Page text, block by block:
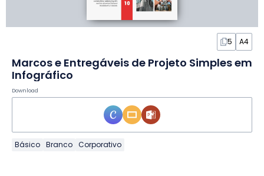
5 A4
Marcos e Entregáveis de Projeto Simples em
Infográfico
Download
Básico Branco Corporativo